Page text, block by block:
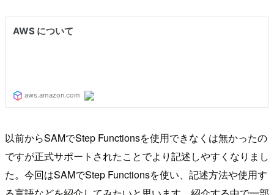
以前からSAMでStep Functionsを使用できなくは無かったの
ですが正式サポートされたことでより記述しやすくなりまし
た。今回はSAMでStep Functionsを使い、記述方法や使用す